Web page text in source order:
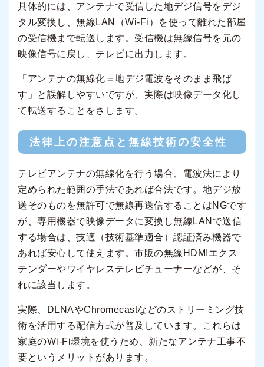
具体的には、アンテナで受信した地デジ信号をデジ
タル変換し、無線LAN（Wi-Fi）を使って離れた部屋
の受信機まで転送します。受信機は無線信号を元の
映像信号に戻し、テレビに出力します。
「アンテナの無線化＝地デジ電波をそのまま飛ば
す」と誤解しやすいですが、実際は映像データ化し
て転送することをさします。
法律上の注意点と無線技術の安全性
テレビアンテナの無線化を行う場合、電波法により
定められた範囲の手法であれば合法です。地デジ放
送そのものを無許可で無線再送信することはNGです
が、専用機器で映像データに変換し無線LANで送信
する場合は、技適（技術基準適合）認証済み機器で
あれば安心して使えます。市販の無線HDMIエクス
テンダーやワイヤレステレビチューナーなどが、そ
れに該当します。
実際、DLNAやChromecastなどのストリーミング技
術を活用する配信方式が普及しています。これらは
家庭のWi-Fi環境を使うため、新たなアンテナ工事不
要というメリットがあります。